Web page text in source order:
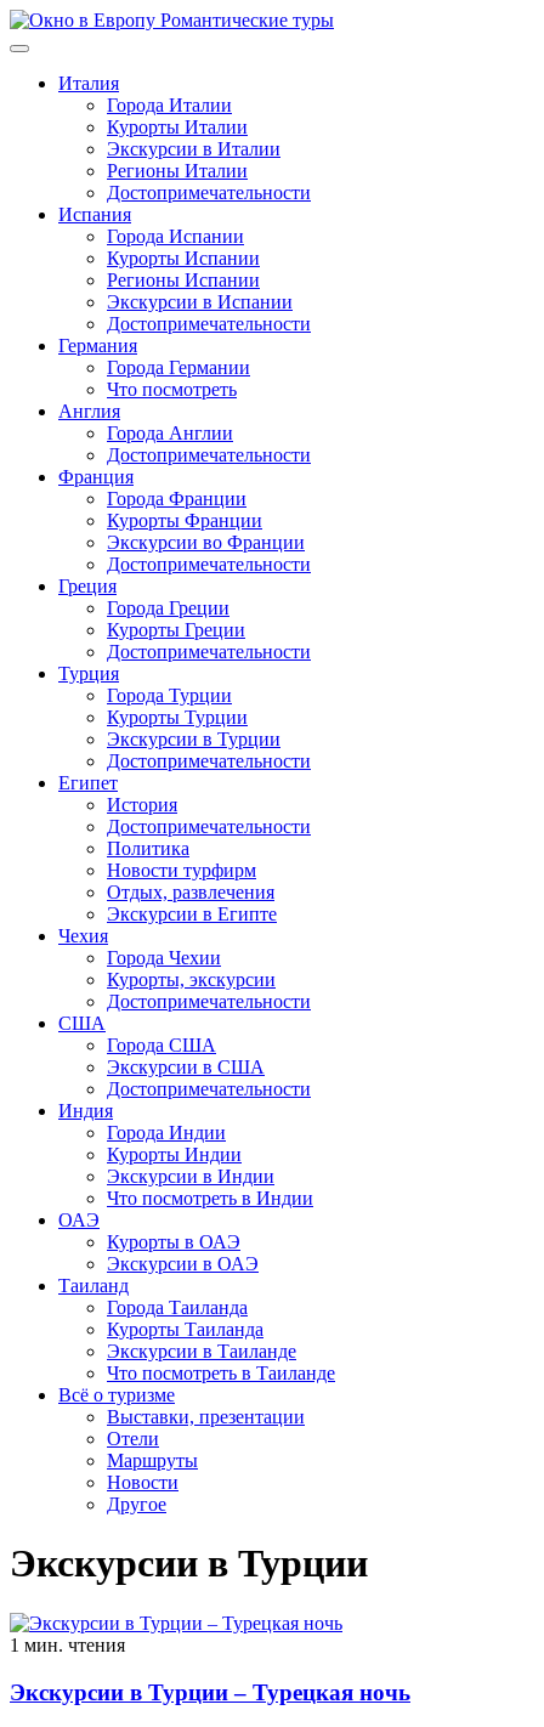
Перейти
к
Италия
Города Италии
Курорты Италии
Экскурсии в Италии
Регионы Италии
Достопримечательности
Испания
Города Испании
Курорты Испании
Регионы Испании
Экскурсии в Испании
Достопримечательности
Германия
Города Германии
Что посмотреть
Англия
Города Англии
Достопримечательности
Франция
Города Франции
Курорты Франции
Экскурсии во Франции
Достопримечательности
Греция
Города Греции
Курорты Греции
Достопримечательности
Турция
Города Турции
Курорты Турции
Экскурсии в Турции
Достопримечательности
Египет
История
Достопримечательности
Политика
Новости турфирм
Отдых, развлечения
Экскурсии в Египте
Чехия
Города Чехии
Курорты, экскурсии
Достопримечательности
США
Города США
Экскурсии в США
Достопримечательности
Индия
Города Индии
Курорты Индии
Экскурсии в Индии
Что посмотреть в Индии
ОАЭ
Курорты в ОАЭ
Экскурсии в ОАЭ
Таиланд
Города Таиланда
Курорты Таиланда
Экскурсии в Таиланде
Что посмотреть в Таиланде
Всё о туризме
Выставки, презентации
Отели
Маршруты
Новости
Другое
Экскурсии в Турции
1 мин. чтения
Экскурсии в Турции – Турецкая ночь